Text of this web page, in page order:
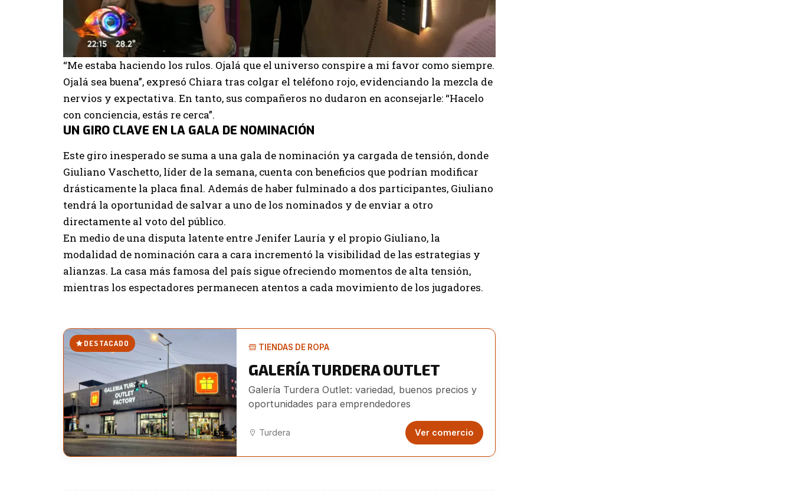
“Me estaba haciendo los rulos. Ojalá que el universo conspire a mi favor como siempre.
Ojalá sea buena”, expresó Chiara tras colgar el teléfono rojo, evidenciando la mezcla de
nervios y expectativa. En tanto, sus compañeros no dudaron en aconsejarle: “Hacelo
con conciencia, estás re cerca”.
UN GIRO CLAVE EN LA GALA DE NOMINACIÓN
Este giro inesperado se suma a una gala de nominación ya cargada de tensión, donde
Giuliano Vaschetto, líder de la semana, cuenta con beneficios que podrían modificar
drásticamente la placa final. Además de haber fulminado a dos participantes, Giuliano
tendrá la oportunidad de salvar a uno de los nominados y de enviar a otro
directamente al voto del público.
En medio de una disputa latente entre Jenifer Lauría y el propio Giuliano, la
modalidad de nominación cara a cara incrementó la visibilidad de las estrategias y
alianzas. La casa más famosa del país sigue ofreciendo momentos de alta tensión,
mientras los espectadores permanecen atentos a cada movimiento de los jugadores.
DESTACADO TIENDAS DE ROPA
GALERÍA TURDERA OUTLET
Galería Turdera Outlet: variedad, buenos precios y
oportunidades para emprendedores
Turdera Ver comercio